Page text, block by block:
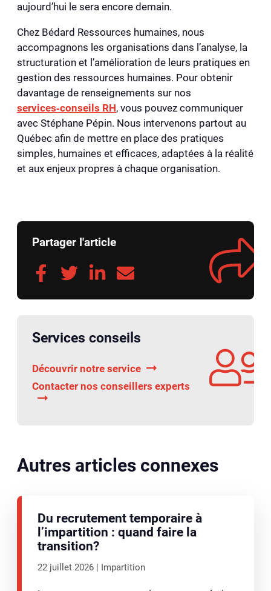
aujourd’hui le sera encore demain.
Chez Bédard Ressources humaines, nous
accompagnons les organisations dans l’analyse, la
structuration et l’amélioration de leurs pratiques en
gestion des ressources humaines. Pour obtenir
davantage de renseignements sur nos
services‑conseils RH, vous pouvez communiquer
avec Stéphane Pépin. Nous intervenons partout au
Québec afin de mettre en place des pratiques
simples, humaines et efficaces, adaptées à la réalité
et aux enjeux propres à chaque organisation.
Partager l'article
Services conseils
Découvrir notre service
Contacter nos conseillers experts
Autres articles connexes
Du recrutement temporaire à
l’impartition : quand faire la
transition?
22 juillet 2026 Impartition